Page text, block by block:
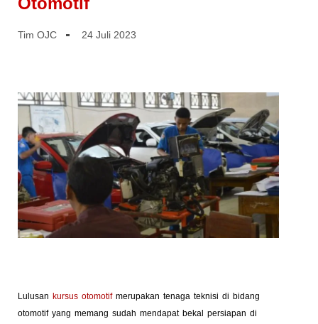
Tim OJC 24 Juli 2023
Lulusan kursus otomotifmerupakan tenaga teknisi di bidang
otomotif yang memang sudah mendapat bekal persiapan di